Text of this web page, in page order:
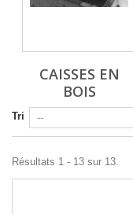
CAISSES EN
BOIS
Tri
Résultats 1 - 13 sur 13.